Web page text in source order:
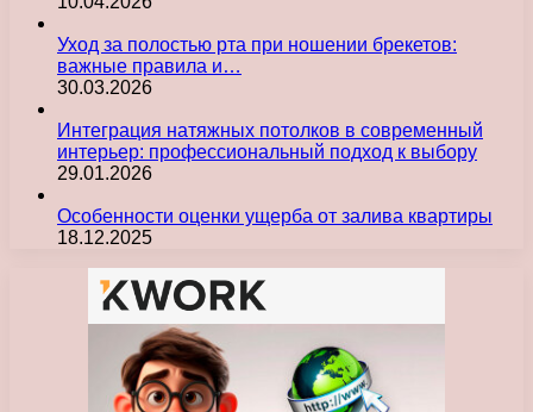
Уход за полостью рта при ношении брекетов:
важные правила и…
30.03.2026
Интеграция натяжных потолков в современный
интерьер: профессиональный подход к выбору
29.01.2026
Особенности оценки ущерба от залива квартиры
18.12.2025